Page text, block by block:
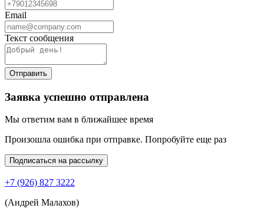
Email
Текст сообщения
Отправить
Заявка успешно отправлена
Мы ответим вам в ближайшее время
Произошла ошибка при отправке. Попробуйте еще раз
Подписаться на рассылку
+7 (926) 827 3222
(Андрей Малахов)